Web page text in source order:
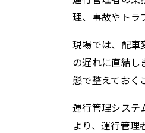
理、事故やトラ
現場では、配車
の遅れに直結し
態で整えておく
運行管理システ
より、運行管理